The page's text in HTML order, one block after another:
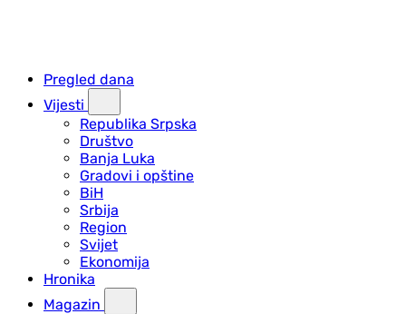
Pregled dana
Vijesti
Republika Srpska
Društvo
Banja Luka
Gradovi i opštine
BiH
Srbija
Region
Svijet
Ekonomija
Hronika
Magazin